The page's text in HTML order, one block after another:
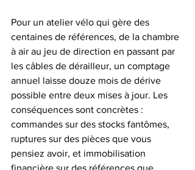
Pour un atelier vélo qui gère des
centaines de références, de la chambre
à air au jeu de direction en passant par
les câbles de dérailleur, un comptage
annuel laisse douze mois de dérive
possible entre deux mises à jour. Les
conséquences sont concrètes :
commandes sur des stocks fantômes,
ruptures sur des pièces que vous
pensiez avoir, et immobilisation
financière sur des références que